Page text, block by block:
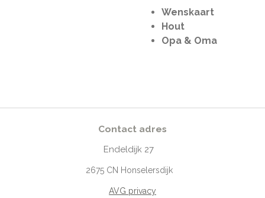
Wenskaart
Hout
Opa & Oma
Contact adres
Endeldijk 27
2675 CN Honselersdijk
AVG privacy